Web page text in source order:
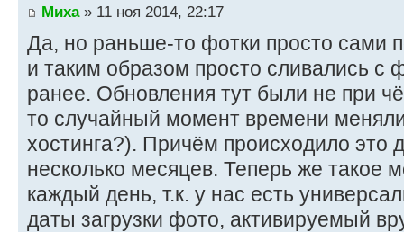
Миха» 11 ноя 2014, 22:17
Да, но раньше-то фотки просто сами
и таким образом просто сливались с
ранее. Обновления тут были не при
то случайный момент времени меняли
хостинга?). Причём происходило это
несколько месяцев. Теперь же такое
каждый день, т.к. у нас есть
даты загрузки фото, активируемый